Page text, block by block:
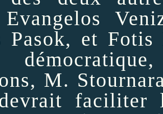
Evangelos
Pasok, et Fotis
M.
faciliter